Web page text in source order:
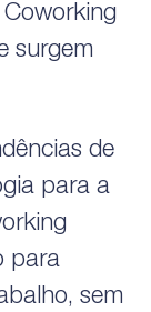
surgem
de
para a
para
sem